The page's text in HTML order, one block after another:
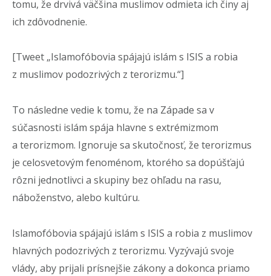
tomu, že drvivá väčšina muslimov odmieta ich činy aj
ich zdôvodnenie.
[Tweet „Islamofóbovia spájajú islám s ISIS a robia
z muslimov podozrivých z terorizmu.“]
To následne vedie k tomu, že na Západe sa v
súčasnosti islám spája hlavne s extrémizmom
a terorizmom. Ignoruje sa skutočnosť, že terorizmus
je celosvetovým fenoménom, ktorého sa dopúšťajú
rôzni jednotlivci a skupiny bez ohľadu na rasu,
náboženstvo, alebo kultúru.
Islamofóbovia spájajú islám s ISIS a robia z muslimov
hlavných podozrivých z terorizmu. Vyzývajú svoje
vlády, aby prijali prísnejšie zákony a dokonca priamo